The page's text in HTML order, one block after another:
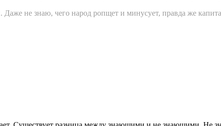
не знаю, чего народ ропщет и минусует, правда же